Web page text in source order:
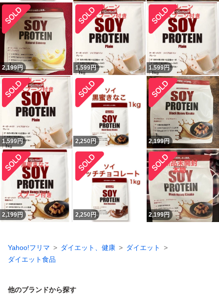
2,199円 1,599円 1,599円
1,599円 2,250 円 2,199円
2,199円 2,250 円 2,199円
Yahoo!フリマ ダイエット、健康
ダイエット
ダイエット食品
他のブランドから探す